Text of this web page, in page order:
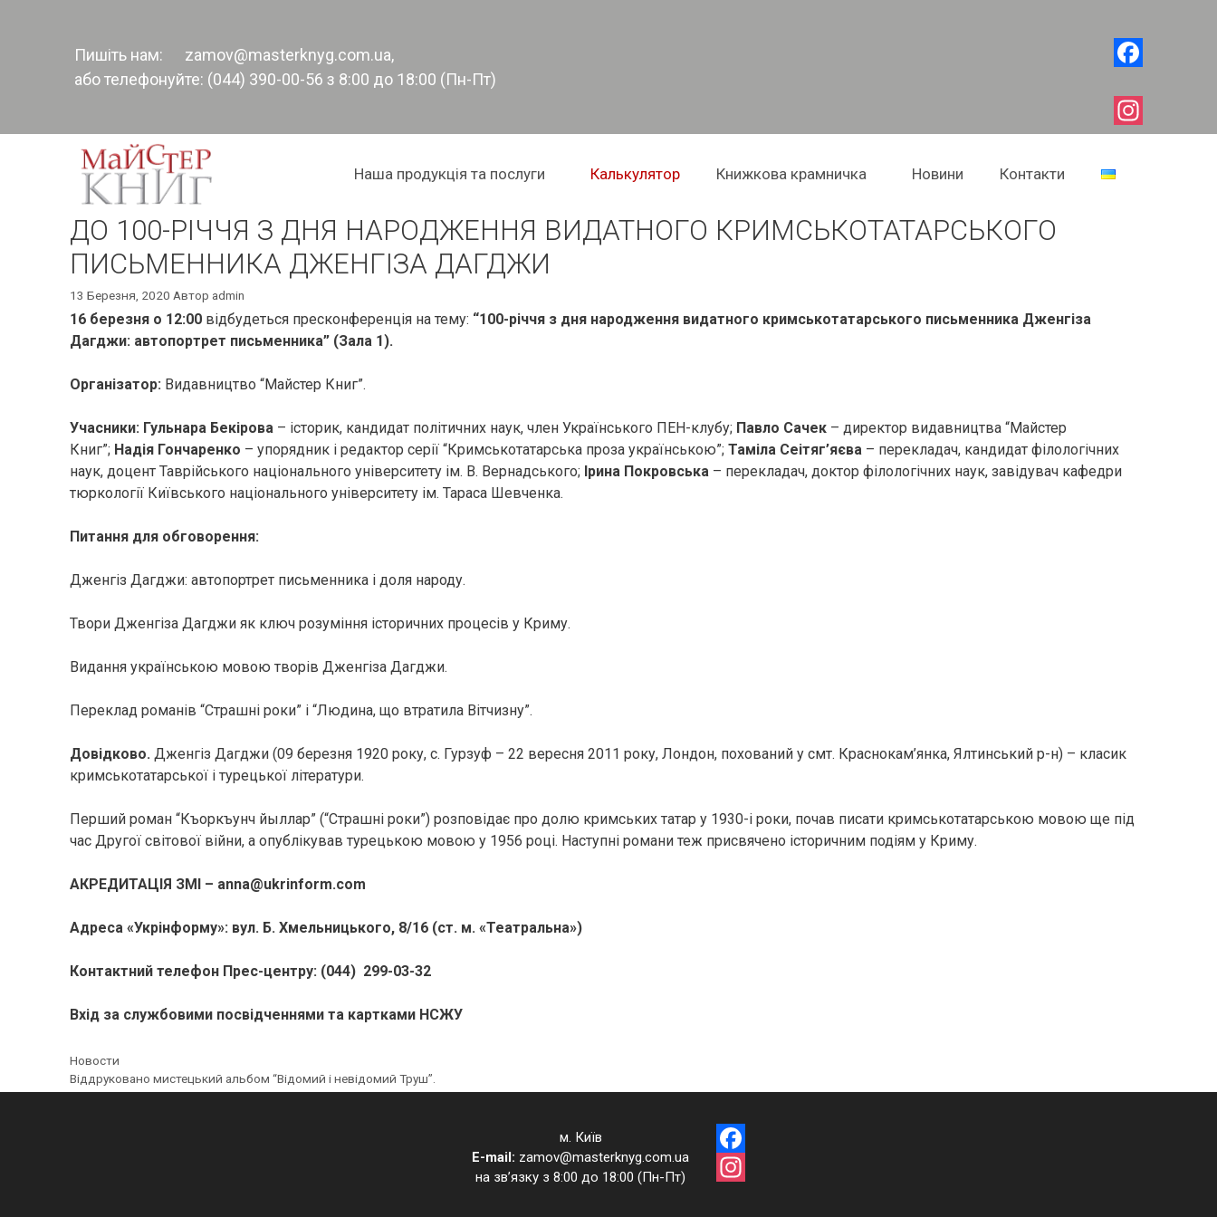
Instagram
Пишіть нам: zamov@masterknyg.com.ua,
або телефонуйте: (044) 390-00-56 з 8:00 до 18:00 (Пн-Пт)
Наша продукція та послуги Калькулятор Книжкова крамничка Новини Контакти
ДО 100-РІЧЧЯ З ДНЯ НАРОДЖЕННЯ ВИДАТНОГО КРИМСЬКОТАТАРСЬКОГО
ПИСЬМЕННИКА ДЖЕНГІЗА ДАГДЖИ
13 Березня, 2020 Автор admin
16 березня о 12:00 відбудеться пресконференція на тему: “100-річчя з дня народження видатного кримськотатарського письменника Дженгіза
Дагджи: автопортрет письменника” (Зала 1).
Організатор: Видавництво “Майстер Книг”.
Учасники: Гульнара Бекірова – історик, кандидат політичних наук, член Українського ПЕН-клубу; Павло Сачек – директор видавництва “Майстер
Книг”; Надія Гончаренко – упорядник і редактор серії “Кримськотатарська проза українською”; Таміла Сеітяг’яєва – перекладач, кандидат філологічних
наук, доцент Таврійського національного університету ім. В. Вернадського; Ірина Покровська – перекладач, доктор філологічних наук, завідувач кафедри
тюркології Київського національного університету ім. Тараса Шевченка.
Питання для обговорення:
Дженгіз Дагджи: автопортрет письменника і доля народу.
Твори Дженгіза Дагджи як ключ розуміння історичних процесів у Криму.
Видання українською мовою творів Дженгіза Дагджи.
Переклад романів “Страшні роки” і “Людина, що втратила Вітчизну”.
Довідково. Дженгіз Дагджи (09 березня 1920 року, с. Гурзуф – 22 вересня 2011 року, Лондон, похований у смт. Краснокам’янка, Ялтинський р-н) – класик
кримськотатарської і турецької літератури.
Перший роман “Къоркъунч йыллар” (“Страшні роки”) розповідає про долю кримських татар у 1930-і роки, почав писати кримськотатарською мовою ще під
час Другої світової війни, а опублікував турецькою мовою у 1956 році. Наступні романи теж присвячено історичним подіям у Криму.
АКРЕДИТАЦІЯ ЗМІ – anna@ukrinform.com
Адреса «Укрінформу»: вул. Б. Хмельницького, 8/16 (ст. м. «Театральна»)
Контактний телефон Прес-центру: (044) 299-03-32
Вхід за службовими посвідченнями та картками НСЖУ
Категорії
Новости
Навігація
по
Віддруковано мистецький альбом “Відомий і невідомий Труш”.
м. Київ
E-mail: zamov@masterknyg.com.ua
на зв’язку з 8:00 до 18:00 (Пн-Пт)
Facebook